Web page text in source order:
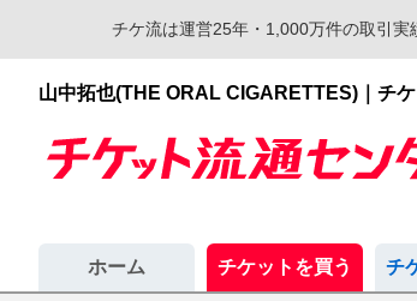
チケ流は運営25年・1,000万件の取引
山中拓也(THE ORAL CIGARETTES)｜チ
ホーム チケットを買う チ